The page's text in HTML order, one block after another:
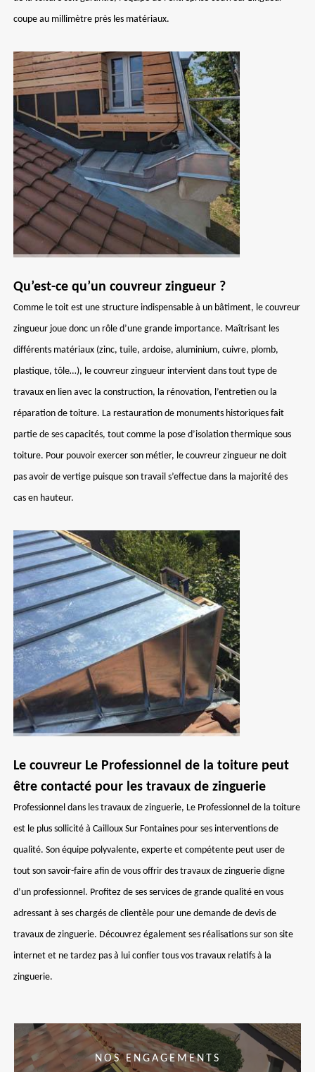
coupe au millimètre près les matériaux.
Qu’est-ce qu’un couvreur zingueur ?
Comme le toit est une structure indispensable à un bâtiment, le couvreur
zingueur joue donc un rôle d’une grande importance. Maîtrisant les
différents matériaux (zinc, tuile, ardoise, aluminium, cuivre, plomb,
plastique, tôle…), le couvreur zingueur intervient dans tout type de
travaux en lien avec la construction, la rénovation, l’entretien ou la
réparation de toiture. La restauration de monuments historiques fait
partie de ses capacités, tout comme la pose d’isolation thermique sous
toiture. Pour pouvoir exercer son métier, le couvreur zingueur ne doit
pas avoir de vertige puisque son travail s’effectue dans la majorité des
cas en hauteur.
Le couvreur Le Professionnel de la toiture peut
être contacté pour les travaux de zinguerie
Professionnel dans les travaux de zinguerie, Le Professionnel de la toiture
est le plus sollicité à Cailloux Sur Fontaines pour ses interventions de
qualité. Son équipe polyvalente, experte et compétente peut user de
tout son savoir-faire afin de vous offrir des travaux de zinguerie digne
d’un professionnel. Profitez de ses services de grande qualité en vous
adressant à ses chargés de clientèle pour une demande de devis de
travaux de zinguerie. Découvrez également ses réalisations sur son site
internet et ne tardez pas à lui confier tous vos travaux relatifs à la
zinguerie.
NOS ENGAGEMENTS